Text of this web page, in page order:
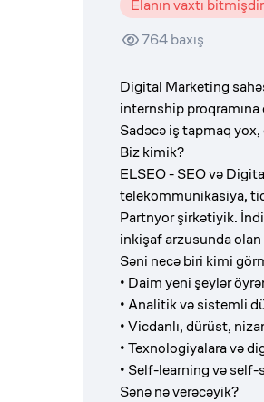
Elanın vaxtı bitmişdir
764baxış
Digital Marketing
internship
Sadəcə iş tapmaq
Biz kimik?
ELSEO - SEO və
telekommunikasiya,
Partnyor şirkətiyik.
inkişaf arzusunda olan
Səni necə biri kimi
• Daim yeni şeylər
•Analitik və sistemli
•Vicdanlı, dürüst,
•Texnologiyalara və
• Self-learning və self-
Sənə nə verəcəyik?